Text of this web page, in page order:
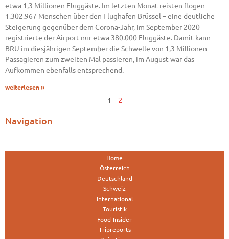
etwa 1,3 Millionen Fluggäste. Im letzten Monat reisten flogen
1.302.967 Menschen über den Flughafen Brüssel – eine deutliche
Steigerung gegenüber dem Corona-Jahr, im September 2020
registrierte der Airport nur etwa 380.000 Fluggäste. Damit kann
BRU im diesjährigen September die Schwelle von 1,3 Millionen
Passagieren zum zweiten Mal passieren, im August war das
Aufkommen ebenfalls entsprechend.
weiterlesen »
1 2
Navigation
Home
Österreich
Deutschland
Schweiz
International
Touristik
Food-Insider
Tripreports